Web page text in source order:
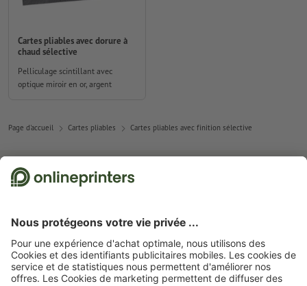
Cartes pliables avec dorure à
chaud sélective
Pelliculage scintillant avec
optique miroir en or, argent
Page d'accueil Cartes pliables Cartes pliables avec finition sélective
À propos de nous
Abonnez-vous à notre newsletter et profitez d'une remise de
15 %